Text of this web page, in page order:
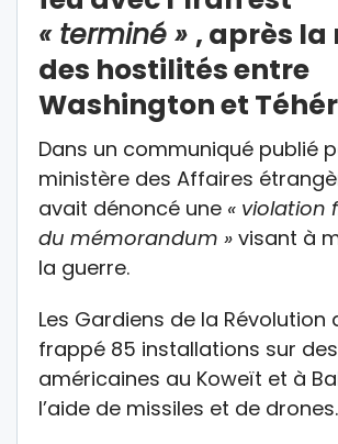
« terminé » , après la
des hostilités entre
Washington et
Dans un communiqué publié
ministère des Affaires
avait dénoncé une « violation
du mémorandum » visant à
la guerre.
Les Gardiens de la Révolution
frappé 85 installations sur
américaines au Koweït et à
l’aide de missiles et de drones.